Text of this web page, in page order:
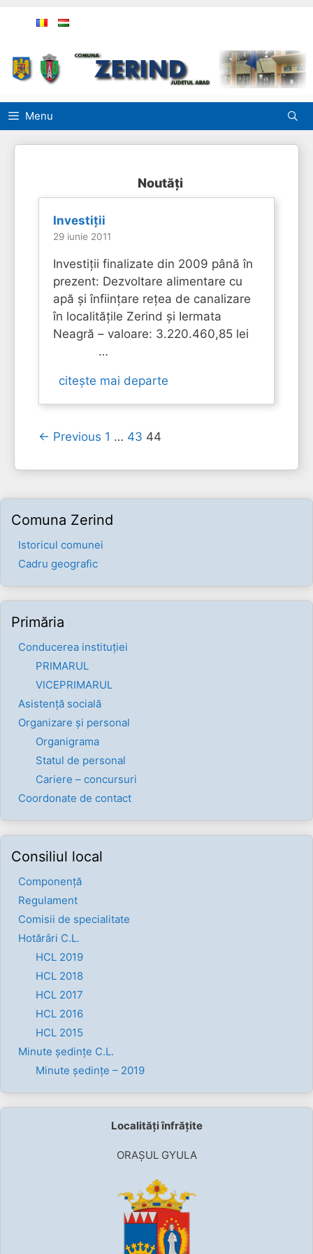
Menu
Noutăți
Investiţii
29 iunie 2011
Investiții finalizate din 2009 până în
prezent: Dezvoltare alimentare cu
apă și înființare rețea de canalizare
în localitățile Zerind și Iermata
Neagră – valoare: 3.220.460,85 lei
…
citește mai departe
← Previous 1 … 43 44
Comuna Zerind
Istoricul comunei
Cadru geografic
Primăria
Conducerea instituției
PRIMARUL
VICEPRIMARUL
Asistență socială
Organizare și personal
Organigrama
Statul de personal
Cariere – concursuri
Coordonate de contact
Consiliul local
Componenţă
Regulament
Comisii de specialitate
Hotărâri C.L.
HCL 2019
HCL 2018
HCL 2017
HCL 2016
HCL 2015
Minute ședințe C.L.
Minute ședințe – 2019
Localități înfrățite
ORAȘUL GYULA